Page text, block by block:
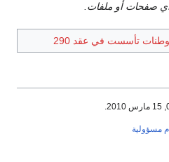
أي صفحات أو ملفات.
تأسست في عقد 290
مسؤولية